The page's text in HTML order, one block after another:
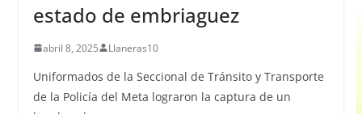
estado de embriaguez
abril 8, 2025 Llaneras10
Uniformados de la Seccional de Tránsito y Transporte
de la Policía del Meta lograron la captura de un